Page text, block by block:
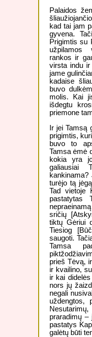
Palaidos
kad tai jam
gyvena.
Prigimtis su
užpilamos
rankos ir
virsta indu
jame
kadaise
buvo
molis. Kai
išdegtu
priemone
Ir jei Tamsą
prigimtis,
buvo to
Tamsa ėmė
kokia yra
galiausiai
kankinama?
turėjo tą
Tad vietoje
pastatytas
sričių
tiktų Gėriui
Tiesiog
saugoti.
Tamsa
prieš Tėvą,
ir kvailino,
ir kai
nors jų
negali
uždengtos,
praradimų –
pastatys
galėtų būti